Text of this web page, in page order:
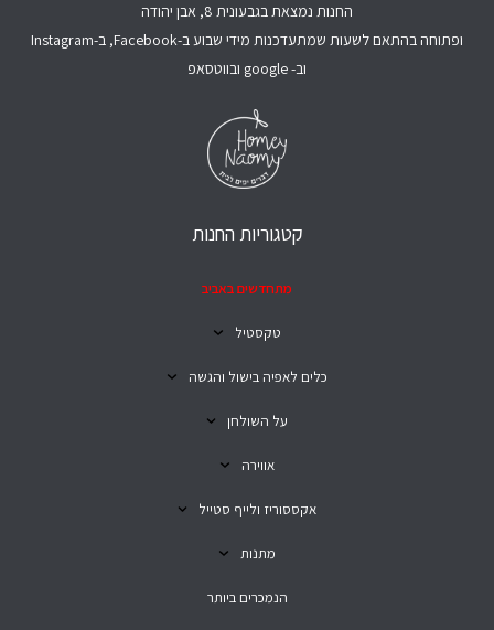
החנות נמצאת בגבעונית 8, אבן יהודה
ופתוחה בהתאם לשעות שמתעדכנות מידי שבוע ב-Facebook, ב-Instagram
וב- google ובווטסאפ
קטגוריות החנות
מתחדשים באביב
טקסטיל
כלים לאפיה בישול והגשה
על השולחן
אווירה
אקססוריז ולייף סטייל
מתנות
הנמכרים ביותר